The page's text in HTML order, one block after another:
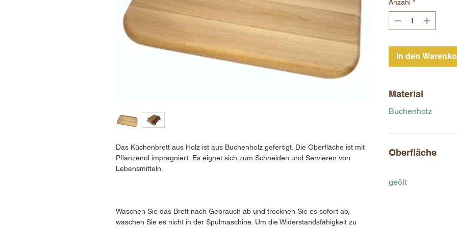
Das Küchenbrett aus Holz ist aus Buchenholz gefertigt. Die Oberfläche ist mit
Pflanzenöl imprägniert. Es eignet sich zum Schneiden und Servieren von
Lebensmitteln.
Waschen Sie das Brett nach Gebrauch ab und trocknen Sie es sofort ab,
waschen Sie es nicht in der Spülmaschine. Um die Widerstandsfähigkeit zu
Anzahl *
In den
Material
Buchenholz
Oberfläche
geölt